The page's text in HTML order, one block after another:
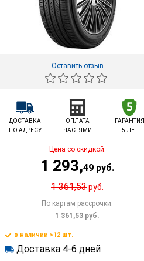
Оставить отзыв
ДОСТАВКА
ПО АДРЕСУ
ОПЛАТА
ЧАСТЯМИ
ГАРАНТИЯ
5 ЛЕТ
Цена со скидкой:
1 293,49 руб.
1 361,53руб.
По картам рассрочки:
1 361,53 руб.
В корзину
в наличии >12 шт.
в наличии >12 шт.
Доставка 4-6 дней